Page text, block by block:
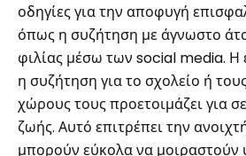
οδηγίες για την αποφυγή
όπως η συζήτηση με άγνωστο
φιλίας μέσω των social media. Η
η συζήτηση για το σχολείο ή
χώρους τους προετοιμάζει για
ζωής. Αυτό επιτρέπει την
μπορούν εύκολα να μοιραστούν